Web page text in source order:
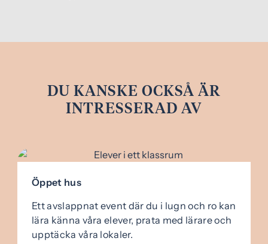
DU KANSKE OCKSÅ ÄR
INTRESSERAD AV
Öppet hus
Ett avslappnat event där du i lugn och ro kan
lära känna våra elever, prata med lärare och
upptäcka våra lokaler.